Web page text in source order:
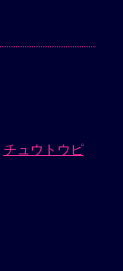
チュウトウピ